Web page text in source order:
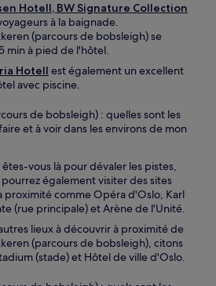
Hotell, BW Signature Collection
à la baignade.
(parcours de bobsleigh) se
min à pied de l'hôtel.
Hotell est également un excellent
avec piscine.
de bobsleigh) : quelles sont les
et à voir dans les environs de mon
vous là pour dévaler les pistes,
pourrez également visiter des sites
proximité comme Opéra d'Oslo, Karl
(rue principale) et Arène de l'Unité.
lieux à découvrir à proximité de
(parcours de bobsleigh), citons
(stade) et Hôtel de ville d'Oslo.